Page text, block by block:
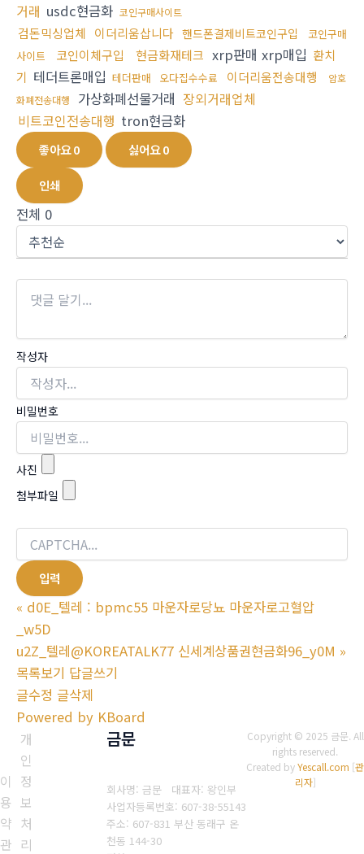
거래 usdc현금화 코인구매사이트
검돈믹싱업체 이더리움삽니다 핸드폰결제비트코인구입
코인구매
사이트
코인이체구입 현금화재테크 xrp판매 xrp매입 환치
기 테더트론매입 테더판매 오다집수수료 이더리움전송대행
암호
화폐전송대행
가상화폐선물거래 장외거래업체
비트코인전송대행 tron현금화
좋아요0 싫어요0
인쇄
전체 0
작성자
비밀번호
사진
첨부파일
« d0E_텔레 : bpmc55 마운자로당뇨 마운자로고혈압
_w5D
u2Z_텔레@KOREATALK77 신세계상품권현금화96_y0M »
목록보기 답글쓰기
글수정 글삭제
Powered by KBoard
이
용
약
관
개
인
정
보
처
리
금문
회사명: 금문 대표자: 왕인부
사업자등록번호: 607-38-55143
주소: 607-831 부산 동래구 온
천동 144-30
Copyright © 2025 금문. All
rights reserved.
Created byYescall.com [관
리자]